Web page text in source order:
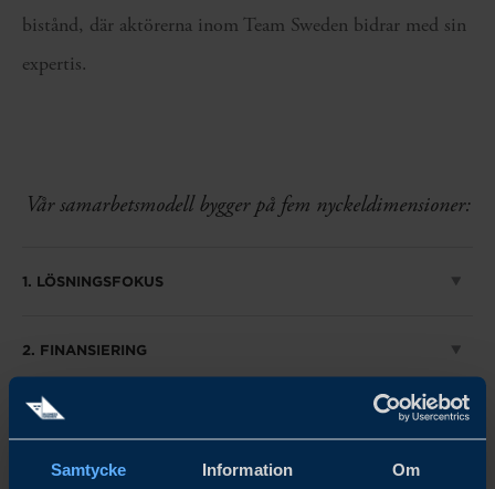
Samtycke Information Om
bistånd, där aktörerna inom Team Sweden bidrar med sin
expertis.
Vår samarbetsmodell bygger på fem nyckeldimensioner:
1. LÖSNINGSFOKUS
2. FINANSIERING
3. RELATIONER